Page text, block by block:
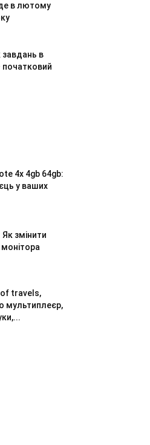
в лютому
завдань в
початковий
4x 4gb 64gb:
у ваших
змінити
of travels,
мультиплеєр,